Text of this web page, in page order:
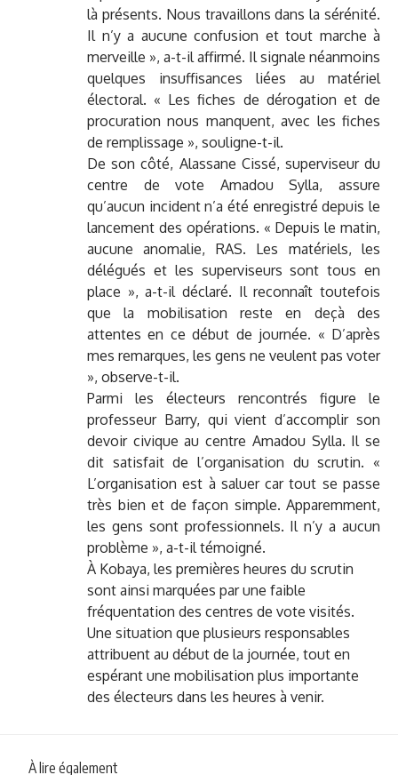
là présents. Nous travaillons dans la sérénité.
Il n’y a aucune confusion et tout marche à
merveille », a-t-il affirmé. Il signale néanmoins
quelques insuffisances liées au matériel
électoral. « Les fiches de dérogation et de
procuration nous manquent, avec les fiches
de remplissage », souligne-t-il.
De son côté, Alassane Cissé, superviseur du
centre de vote Amadou Sylla, assure
qu’aucun incident n’a été enregistré depuis le
lancement des opérations. « Depuis le matin,
aucune anomalie, RAS. Les matériels, les
délégués et les superviseurs sont tous en
place », a-t-il déclaré. Il reconnaît toutefois
que la mobilisation reste en deçà des
attentes en ce début de journée. « D’après
mes remarques, les gens ne veulent pas voter
», observe-t-il.
Parmi les électeurs rencontrés figure le
professeur Barry, qui vient d’accomplir son
devoir civique au centre Amadou Sylla. Il se
dit satisfait de l’organisation du scrutin. «
L’organisation est à saluer car tout se passe
très bien et de façon simple. Apparemment,
les gens sont professionnels. Il n’y a aucun
problème », a-t-il témoigné.
À Kobaya, les premières heures du scrutin
sont ainsi marquées par une faible
fréquentation des centres de vote visités.
Une situation que plusieurs responsables
attribuent au début de la journée, tout en
espérant une mobilisation plus importante
des électeurs dans les heures à venir.
À lire également